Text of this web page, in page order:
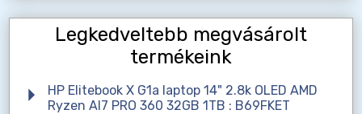
Legkedveltebb megvásárolt
termékeink
HP Elitebook X G1a laptop 14" 2.8k OLED AMD
Ryzen AI7 PRO 360 32GB 1TB : B69FKET